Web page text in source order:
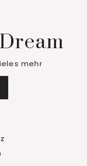
mehr